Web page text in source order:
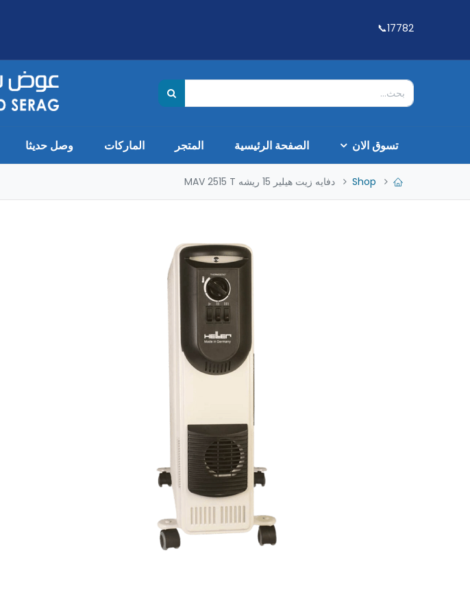
17782📞
تسوق الان الصفحة الرئيسية المتجر الماركات وصل حديثا
Shop دفايه زيت هيلير 15 ريشه MAV 2515 T